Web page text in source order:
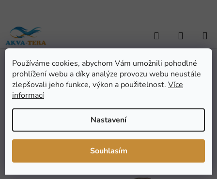
Používáme cookies, abychom Vám umožnili pohodlné
prohlížení webu a díky analýze provozu webu neustále
zlepšovali jeho funkce, výkon a použitelnost. Více
informací
Nastavení
Souhlasím
obsah
Hledat
KOŠÍK
Domů / ZAHRADNÍ JEZÍRKA / Jezírka, kaskády a vodopády / Umělý
potok SET4
Umělý potok SET4
Průměrné
produktu
0,0
z
NeohodnocenoPodrobnosti hodnocení